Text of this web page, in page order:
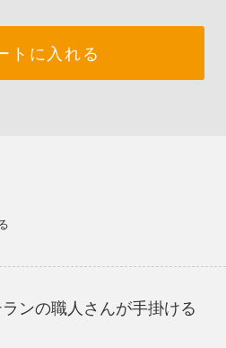
トに入れる
ンの職人さんが手掛ける